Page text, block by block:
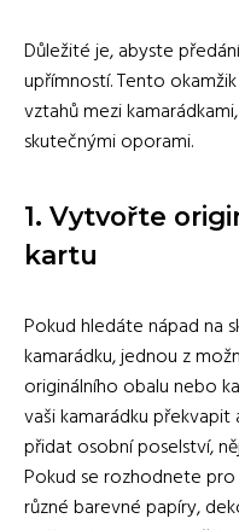
Důležité je, abyste
upřímností. Tento
vztahů mezi
skutečnými oporami.
1. Vytvořte
kartu
Pokud hledáte nápad na
kamarádku, jednou z
originálního obalu nebo
vaši kamarádku
přidat osobní poselství,
Pokud se rozhodnete
různé barevné papíry,